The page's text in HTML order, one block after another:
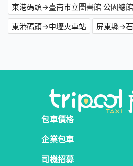
東港碼頭→臺南市立圖書館 公園總館
東港碼頭→中壢火車站
屏東縣→
包車價格
企業包車
司機招募